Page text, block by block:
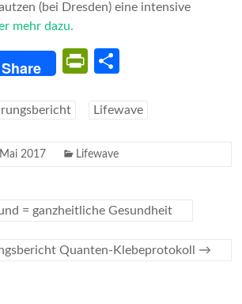
(bei Dresden) eine intensive
mehr dazu.
Share
Pr
tF
e
dl
e
Lifewave
2017 Lifewave
= ganzheitliche Gesundheit
Quanten-Klebeprotokoll →